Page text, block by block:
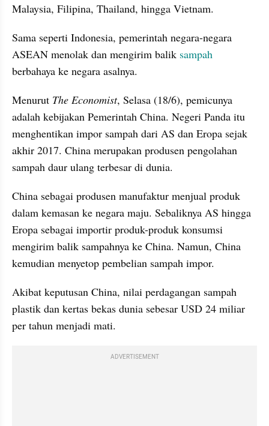
Malaysia, Filipina, Thailand, hingga Vietnam.
Sama seperti Indonesia, pemerintah negara-negara
ASEAN menolak dan mengirim balik
berbahaya ke negara asalnya.
Menurut The Economist, Selasa (18/6), pemicunya
adalah kebijakan Pemerintah China. Negeri Panda itu
menghentikan impor sampah dari AS dan Eropa sejak
akhir 2017. China merupakan produsen pengolahan
sampah daur ulang terbesar di dunia.
China sebagai produsen manufaktur menjual produk
dalam kemasan ke negara maju. Sebaliknya AS hingga
Eropa sebagai importir produk-produk konsumsi
mengirim balik sampahnya ke China. Namun, China
kemudian menyetop pembelian sampah impor.
Akibat keputusan China, nilai perdagangan sampah
plastik dan kertas bekas dunia sebesar USD 24 miliar
per tahun menjadi mati.
ADVERTISEMENT